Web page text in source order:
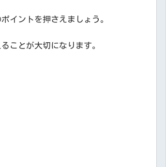
イントを押さえましょう。
ことが大切になります。